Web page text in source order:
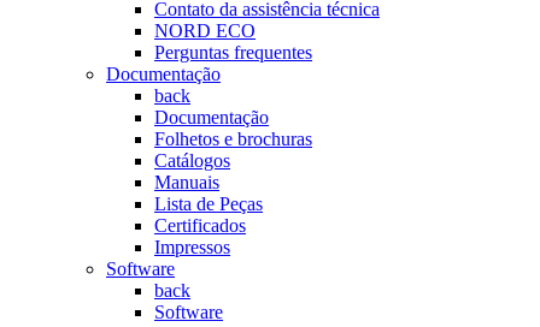
Contato da assistência técnica
NORD ECO
Perguntas frequentes
Documentação
back
Documentação
Folhetos e brochuras
Catálogos
Manuais
Lista de Peças
Certificados
Impressos
Software
back
Software